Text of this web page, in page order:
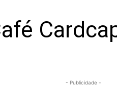
- Publicidade -